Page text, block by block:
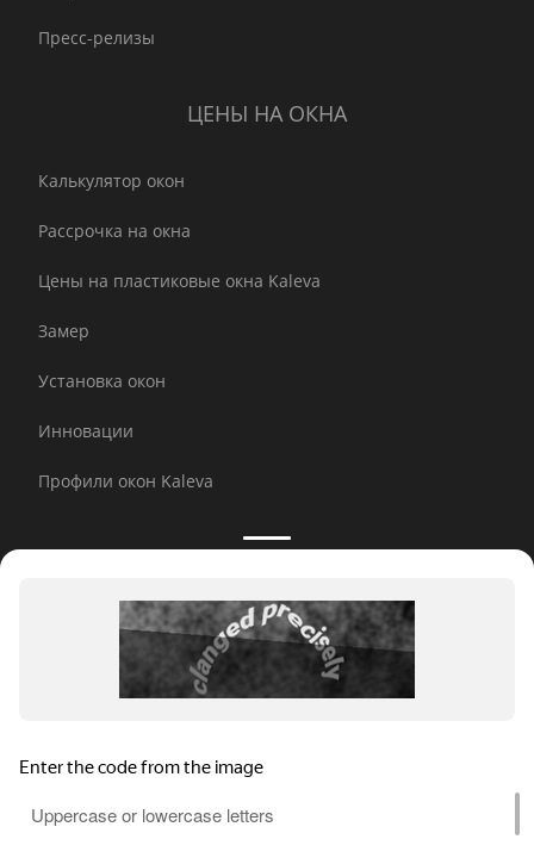
Пресс-релизы
ЦЕНЫ НА ОКНА
Калькулятор окон
Рассрочка на окна
Цены на пластиковые окна Kaleva
Замер
Установка окон
Инновации
Профили окон Kaleva
Принимаем к оплате:
E-mail рассылка